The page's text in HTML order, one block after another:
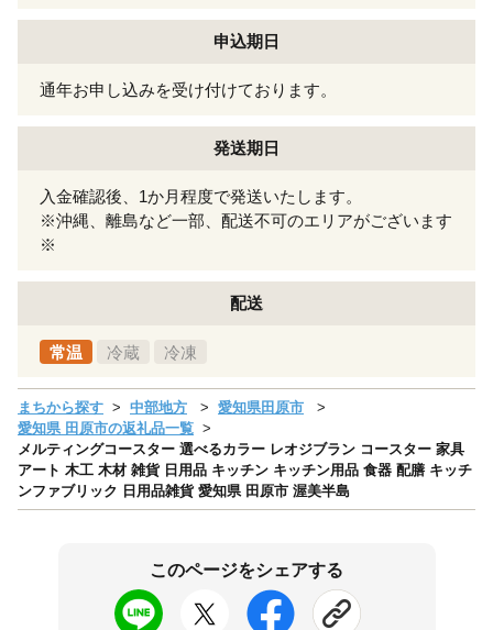
申込期日
通年お申し込みを受け付けております。
発送期日
入金確認後、1か月程度で発送いたします。
※沖縄、離島など一部、配送不可のエリアがございます
※
配送
常温 冷蔵 冷凍
まちから探す 中部地方
愛知県田原市
愛知県 田原市の返礼品一覧
メルティングコースター 選べるカラー レオジブラン コースター 家具
アート 木工 木材 雑貨 日用品 キッチン キッチン用品 食器 配膳 キッチ
ンファブリック 日用品雑貨 愛知県 田原市 渥美半島
このページをシェアする